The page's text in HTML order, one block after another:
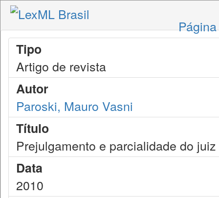
Tipo
Artigo de revista
Autor
Paroski, Mauro Vasni
Título
Prejulgamento e parcialidade do juiz
Data
2010